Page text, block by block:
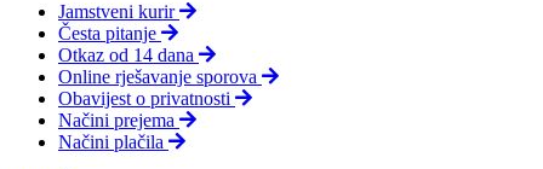
Jamstveni kurir
Česta pitanje
Otkaz od 14 dana
Online rješavanje sporova
Obavijest o privatnosti
Načini prejema
Načini plačila